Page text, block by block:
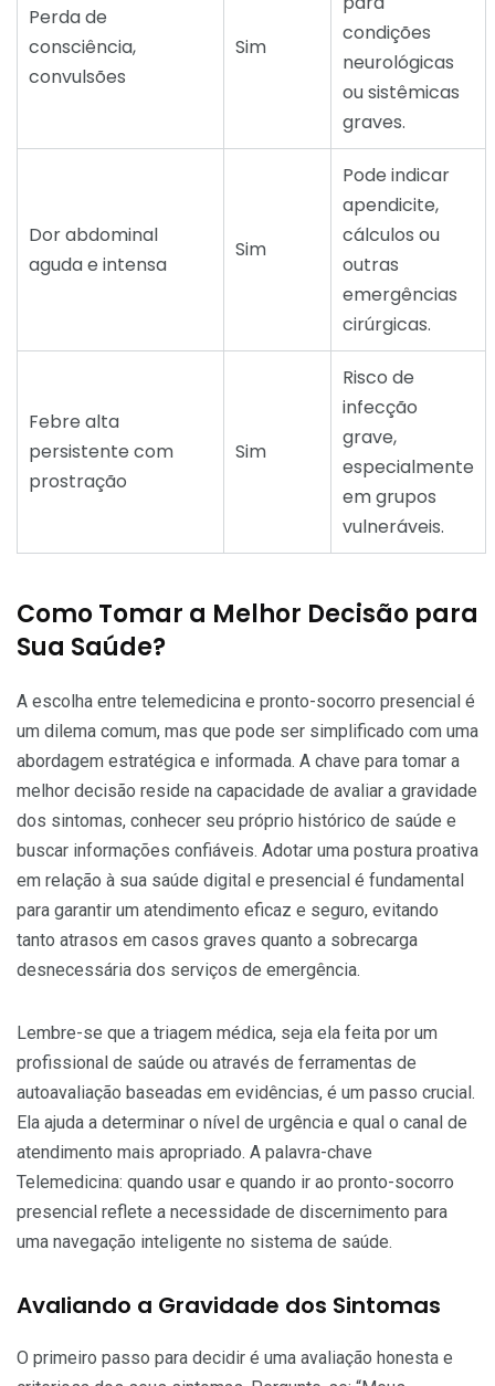
Perda de
consciência,
convulsões
Sim
condições
neurológicas
ou sistêmicas
graves.
Dor abdominal
aguda e intensa
Sim
Pode indicar
apendicite,
cálculos ou
outras
emergências
cirúrgicas.
Febre alta
persistente com
prostração
Sim
Risco de
infecção
grave,
especialmente
em grupos
vulneráveis.
Como Tomar a Melhor Decisão para
Sua Saúde?
A escolha entre telemedicina e pronto-socorro presencial é
um dilema comum, mas que pode ser simplificado com uma
abordagem estratégica e informada. A chave para tomar a
melhor decisão reside na capacidade de avaliar a gravidade
dos sintomas, conhecer seu próprio histórico de saúde e
buscar informações confiáveis. Adotar uma postura proativa
em relação à sua saúde digital e presencial é fundamental
para garantir um atendimento eficaz e seguro, evitando
tanto atrasos em casos graves quanto a sobrecarga
desnecessária dos serviços de emergência.
Lembre-se que a triagem médica, seja ela feita por um
profissional de saúde ou através de ferramentas de
autoavaliação baseadas em evidências, é um passo crucial.
Ela ajuda a determinar o nível de urgência e qual o canal de
atendimento mais apropriado. A palavra-chave
Telemedicina: quando usar e quando ir ao pronto-socorro
presencial reflete a necessidade de discernimento para
uma navegação inteligente no sistema de saúde.
Avaliando a Gravidade dos Sintomas
O primeiro passo para decidir é uma avaliação honesta e